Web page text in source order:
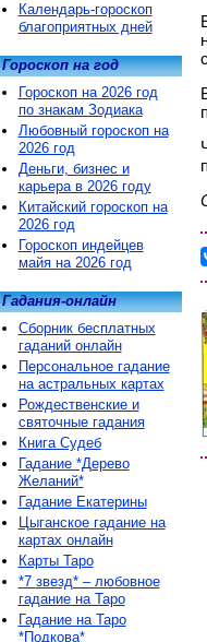
Календарь-гороскоп
благоприятных дней
Гороскоп на год
Гороскоп на 2026 год
по знакам Зодиака
Любовный гороскоп на
2026 год
Деньги, бизнес и
карьера в 2026 году
Китайский гороскоп на
2026 год
Гороскоп индейцев
майя на 2026 год
Гадания-онлайн
Сборник бесплатных
гаданий онлайн
Персональное гадание
на астральных картах
Рождественские и
святочные гадания
Книга Судеб
Гадание *Дерево
Желаний*
Гадание Екатерины
Цыганское гадание на
картах онлайн
Карты Таро
*7 звезд* – любовное
гадание на Таро
Гадание на Таро
*Подкова*